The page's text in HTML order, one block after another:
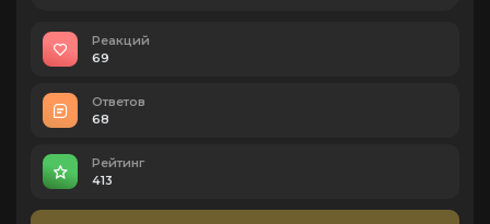
Реакций
69
Ответов
68
Рейтинг
413